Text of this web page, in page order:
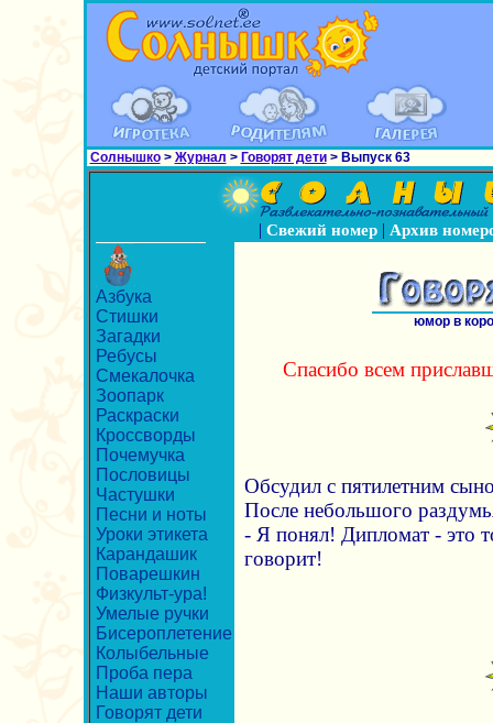
Солнышко> Журнал > Говорят дети> Выпуск 63
| Свежий номер| Архив
Азбука
Стишки
Загадки
Ребусы
Смекалочка
Зоопарк
Раскраски
Кроссворды
Почемучка
Пословицы
Частушки
Песни и ноты
Уроки этикета
Карандашик
Поварешкин
Физкульт-ура!
Умелые ручки
Бисероплетение
Колыбельные
Проба пера
Наши авторы
Говорят дети
юмор в
Спасибо всем
Обсудил с пятилетним
После небольшого
- Я понял! Дипломат - это
говорит!